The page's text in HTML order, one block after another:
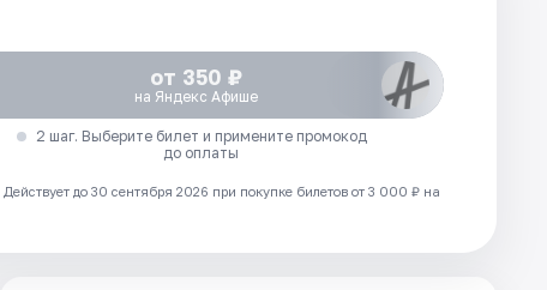
от 350 ₽
на Яндекс Афише
2 шаг. Выберите билет и примените промокод
до оплаты
Действует до 30 сентября 2026 при покупке билетов от 3 000 ₽ на